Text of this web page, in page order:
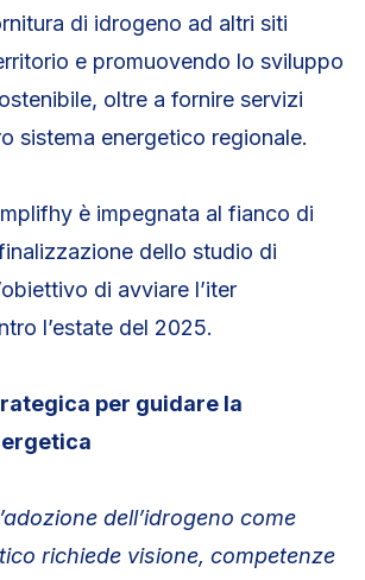
di idrogeno ad altri siti
e promuovendo lo sviluppo
oltre a fornire servizi
sistema energetico regionale.
è impegnata al fianco di
dello studio di
di avviare l’iter
l’estate del 2025.
per guidare la
dell’idrogeno come
richiede visione, competenze